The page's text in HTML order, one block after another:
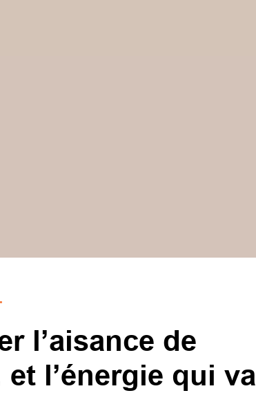
l’aisance de
l’énergie qui va